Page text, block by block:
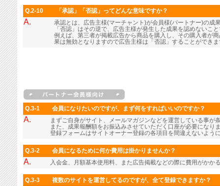
Q.2-10 「承認」「否認」ってどんな意味ですか？
A.
承認とは、広告主様(マーチャント)が会員様(パートナー)の成
「否認」はその逆で、広告主様が発生した成果を認めないこ
例えば、第三者が掲載広告から商品を購入し、その購入者が
果は無効となりますので広告主様は「否認」することができ
Q.3-1 会員になりたいのですが、まず何をすればいいのですか？
A.
まずご自身がサイト、メールマガジンなどを運営している事が
また、成果報酬額をお振込みさせていただく口座が必要になり
登録フォームはサイトオーナー登録の各項目を間違えないよう
Q.3-2 会員になるために何か費用は掛かりませんか？
A. 入会金、月額基本使用料、また広告掲載などの際に費用がかか
Q.3-3 複数のサイトを運営してるのですが、全て登録できますか？